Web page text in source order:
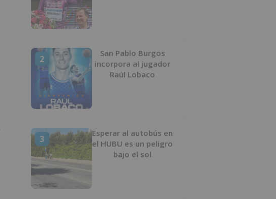
2
San Pablo Burgos
incorpora al jugador
Raúl Lobaco
3
Esperar al autobús en
el HUBU es un peligro
bajo el sol